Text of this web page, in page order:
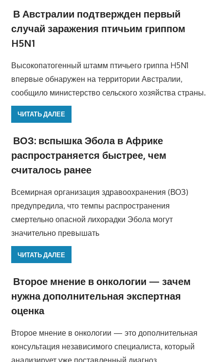
В Австралии подтвержден первый
случай заражения птичьим гриппом
H5N1
Высокопатогенный штамм птичьего гриппа H5N1
впервые обнаружен на территории Австралии,
сообщило министерство сельского хозяйства страны.
ЧИТАТЬ ДАЛЕЕ
ВОЗ: вспышка Эбола в Африке
распространяется быстрее, чем
считалось ранее
Всемирная организация здравоохранения (ВОЗ)
предупредила, что темпы распространения
смертельно опасной лихорадки Эбола могут
значительно превышать
ЧИТАТЬ ДАЛЕЕ
Второе мнение в онкологии — зачем
нужна дополнительная экспертная
оценка
Второе мнение в онкологии — это дополнительная
консультация независимого специалиста, который
анализирует уже поставленный диагноз,